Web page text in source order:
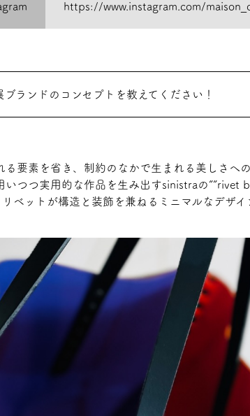
https://www.instagram.com/
ランドのコンセプトを教えてください！
る要素を省き、制約のなかで生まれる美しさへ
いつつ実用的な作品を生み出すsinistraの””rivet
ベットが構造と装飾を兼ねるミニマルなデザ